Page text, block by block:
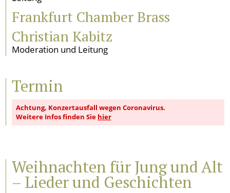
Weihnachten für Jung und Alt
– Lieder und Geschichten
Frankfurt Chamber Brass
Christian Kabitz
Moderation und Leitung
Termin
Achtung, Konzertausfall wegen Coronavirus.
Weitere Infos finden Sie hier